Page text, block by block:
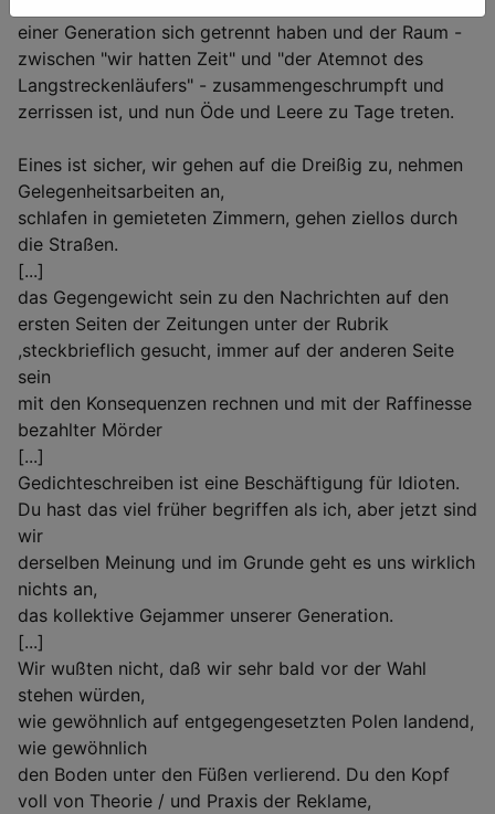
Abenteuergemeinschaft nun ein Ende hat, die Wege
einer Generation sich getrennt haben und der Raum -
zwischen "wir hatten Zeit" und "der Atemnot des
Langstreckenläufers" - zusammengeschrumpft und
zerrissen ist, und nun Öde und Leere zu Tage treten.
Eines ist sicher, wir gehen auf die Dreißig zu, nehmen
Gelegenheitsarbeiten an,
schlafen in gemieteten Zimmern, gehen ziellos durch
die Straßen.
[...]
das Gegengewicht sein zu den Nachrichten auf den
ersten Seiten der Zeitungen unter der Rubrik
,steckbrieflich gesucht, immer auf der anderen Seite
sein
mit den Konsequenzen rechnen und mit der Raffinesse
bezahlter Mörder
[...]
Gedichteschreiben ist eine Beschäftigung für Idioten.
Du hast das viel früher begriffen als ich, aber jetzt sind
wir
derselben Meinung und im Grunde geht es uns wirklich
nichts an,
das kollektive Gejammer unserer Generation.
[...]
Wir wußten nicht, daß wir sehr bald vor der Wahl
stehen würden,
wie gewöhnlich auf entgegengesetzten Polen landend,
wie gewöhnlich
den Boden unter den Füßen verlierend. Du den Kopf
voll von Theorie / und Praxis der Reklame,